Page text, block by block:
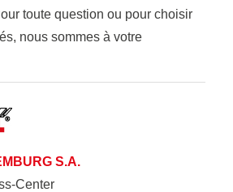
toute question ou pour choisir
nous sommes à votre
S.A.
Center